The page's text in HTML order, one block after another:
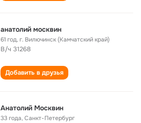
анатолий москвин
61 год,г. Вилючинск (Камчатский край)
В/ч 31268
Добавить в друзья
Анатолий Москвин
33 года,Санкт-Петербург